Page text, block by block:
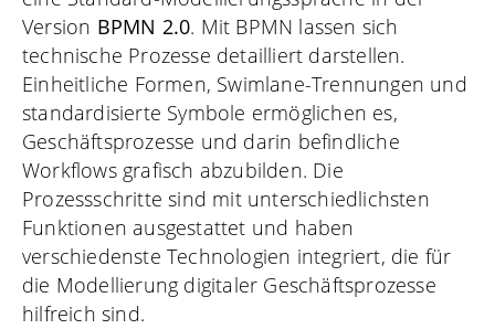
Version BPMN 2.0. Mit BPMN lassen sich
technische Prozesse detailliert darstellen.
Einheitliche Formen, Swimlane-Trennungen und
standardisierte Symbole ermöglichen es,
Geschäftsprozesse und darin befindliche
Workflows grafisch abzubilden. Die
Prozessschritte sind mit unterschiedlichsten
Funktionen ausgestattet und haben
verschiedenste Technologien integriert, die für
die Modellierung digitaler Geschäftsprozesse
hilfreich sind.